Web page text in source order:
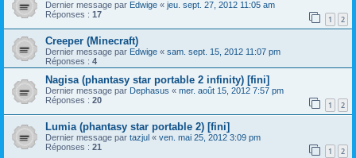
Dernier message par Edwige « jeu. sept. 27, 2012 11:05 am
Réponses : 17 1 2
Creeper (Minecraft)
Dernier message par Edwige « sam. sept. 15, 2012 11:07 pm
Réponses : 4
Nagisa (phantasy star portable 2 infinity) [fini]
Dernier message par Dephasus « mer. août 15, 2012 7:57 pm
Réponses : 20 1 2
Lumia (phantasy star portable 2) [fini]
Dernier message par tazjul « ven. mai 25, 2012 3:09 pm
Réponses : 21 1 2